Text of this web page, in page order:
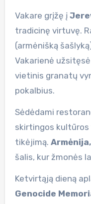
Vakare grįžę į
tradicinę virtuvę.
(armėnišką
Vakarienė
vietinis granatų
pokalbius.
Sėdėdami
skirtingos
tikėjimą.
šalis, kur žmonės
Ketvirtąją dieną
Genocide